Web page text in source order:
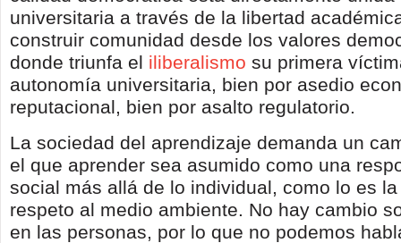
universitaria a través de la libertad
construir comunidad desde los valores
donde triunfa el iliberalismo su primera
autonomía universitaria, bien por asedio
reputacional, bien por asalto regulatorio.
La sociedad del aprendizaje demanda un
el que aprender sea asumido como una
social más allá de lo individual, como lo es
respeto al medio ambiente. No hay cambio
en las personas, por lo que no podemos